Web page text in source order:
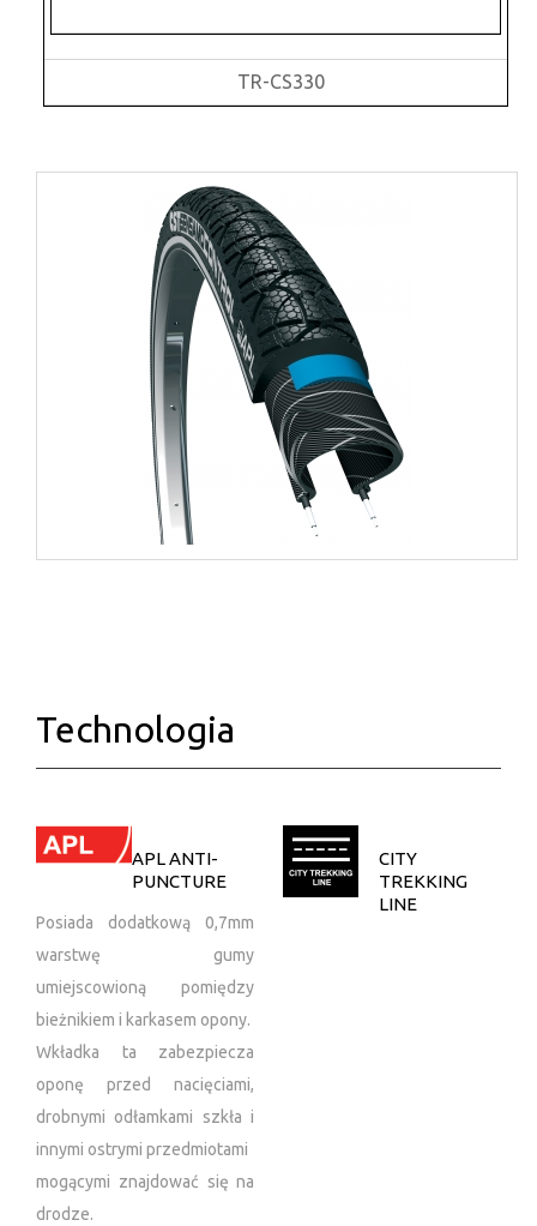
TR-CS330
Technologia
APL ANTI-
PUNCTURE
Posiada dodatkową 0,7mm
warstwę gumy
umiejscowioną pomiędzy
bieżnikiem i karkasem opony.
Wkładka ta zabezpiecza
oponę przed nacięciami,
drobnymi odłamkami szkła i
innymi ostrymi przedmiotami
mogącymi znajdować się na
drodze.
CITY
TREKKING
LINE